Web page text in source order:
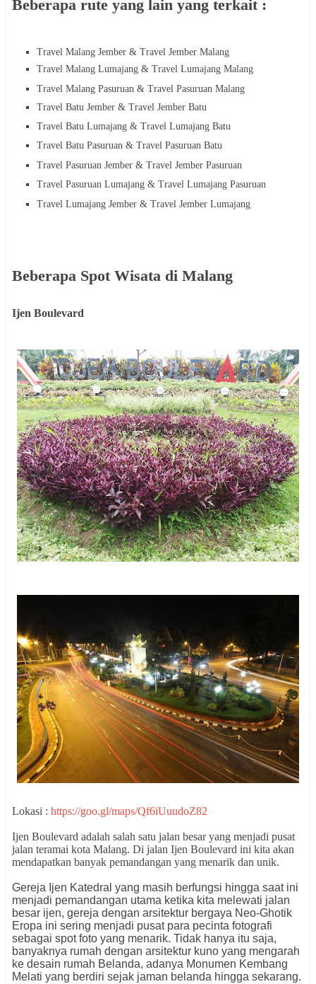
Beberapa rute yang lain yang terkait :
Travel Malang Jember & Travel Jember Malang
Travel Malang Lumajang & Travel Lumajang Malang
Travel Malang Pasuruan & Travel Pasuruan Malang
Travel Batu Jember & Travel Jember Batu
Travel Batu Lumajang & Travel Lumajang Batu
Travel Batu Pasuruan & Travel Pasuruan Batu
Travel Pasuruan Jember & Travel Jember Pasuruan
Travel Pasuruan Lumajang & Travel Lumajang Pasuruan
Travel Lumajang Jember & Travel Jember Lumajang
Beberapa Spot Wisata di Malang
Ijen Boulevard
Lokasi : https://goo.gl/maps/Qf6iUuudoZ82
Ijen Boulevard adalah salah satu jalan besar yang menjadi pusat
jalan teramai kota Malang. Di jalan Ijen Boulevard ini kita akan
mendapatkan banyak pemandangan yang menarik dan unik.
Gereja Ijen Katedral yang masih berfungsi hingga saat ini
menjadi pemandangan utama ketika kita melewati jalan
besar ijen, gereja dengan arsitektur bergaya Neo-Ghotik
Eropa ini sering menjadi pusat para pecinta fotografi
sebagai spot foto yang menarik. Tidak hanya itu saja,
banyaknya rumah dengan arsitektur kuno yang mengarah
ke desain rumah Belanda, adanya Monumen Kembang
Melati yang berdiri sejak jaman belanda hingga sekarang.